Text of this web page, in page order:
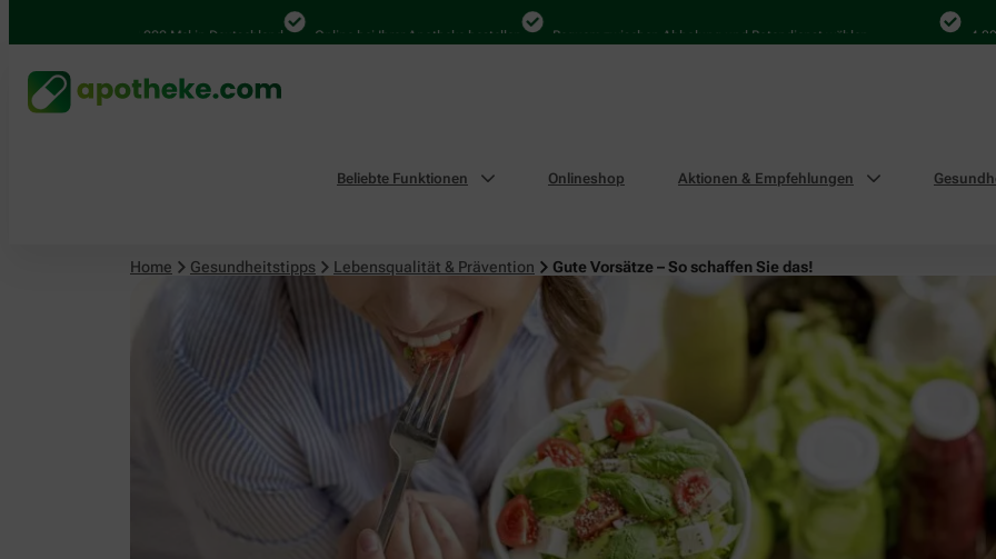
4.000 Mal in Deutschland Online bei Ihrer Apotheke bestellen Bequem zwischen Abholung und Botendienst wählen 4.000
Beliebte Funktionen Onlineshop Aktionen & Empfehlungen
Home Gesundheitstipps Lebensqualität & Prävention Gute Vorsätze – So schaffen Sie das!
Lebensqualität & Prävention